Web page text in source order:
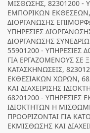
ΜΙΣΘΩΣΗΣ, 82301200 -
ΕΜΠΟΡΙΚΩΝ ΕΚΘΕΣΕΩΝ,
ΔΙΟΡΓΑΝΩΣΗΣ
ΥΠΗΡΕΣΙΕΣ
ΔΙΟΡΓΑΝΩΣΗΣ
55901200 -
ΓΙΑ ΕΡΓΑΖΟΜΕΝΟΥΣ
ΚΑΤΑΣΚΗΝΩΣΕΙΣ,
ΕΚΘΕΣΙΑΚΩΝ ΧΩΡΩΝ,
ΚΑΙ ΔΙΑΧΕΙΡΙΣΗΣ
68201200 - ΥΠΗΡΕΣΙΕΣ
ΙΔΙΟΚΤΗΤΩΝ Η
ΠΡΟΟΡΙΖΟΝΤΑΙ ΓΙΑ
ΕΚΜΙΣΘΩΣΗΣ ΚΑΙ